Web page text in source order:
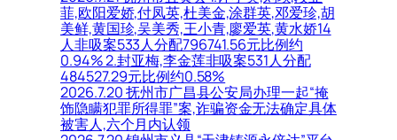
菲,欧阳爱娇,付凤英,杜美金,涂群英,邓爱珍,胡
美鲜,黄国珍,吴美秀,王小青,廖爱英,黄水娇14
人非吸案533人分配796741.56元比例约
0.94% 2.封亚梅,李金莲非吸案531人分配
484527.29元比例约0.58%
2026.7.20 抚州市广昌县公安局办理一起“掩
饰隐瞒犯罪所得罪”案,诈骗资金无法确定具体
被害人,六个月内认领